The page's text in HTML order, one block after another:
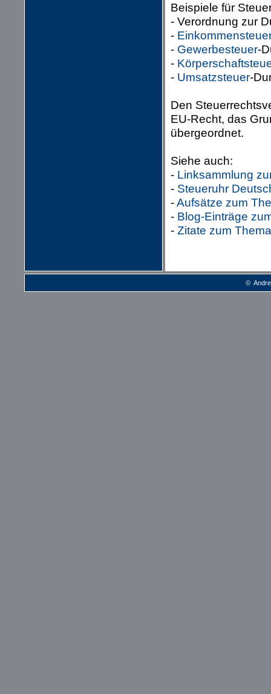
Beispiele für
- Verordnung zur
-
- Gewerbesteuer-
-
- Umsatzsteuer-
Den
EU-Recht, das
übergeordnet.
Siehe auch:
- Linksammlung
- Steueruhr
-Aufsätze zum
- Blog-Einträge
- Zitate zum
©